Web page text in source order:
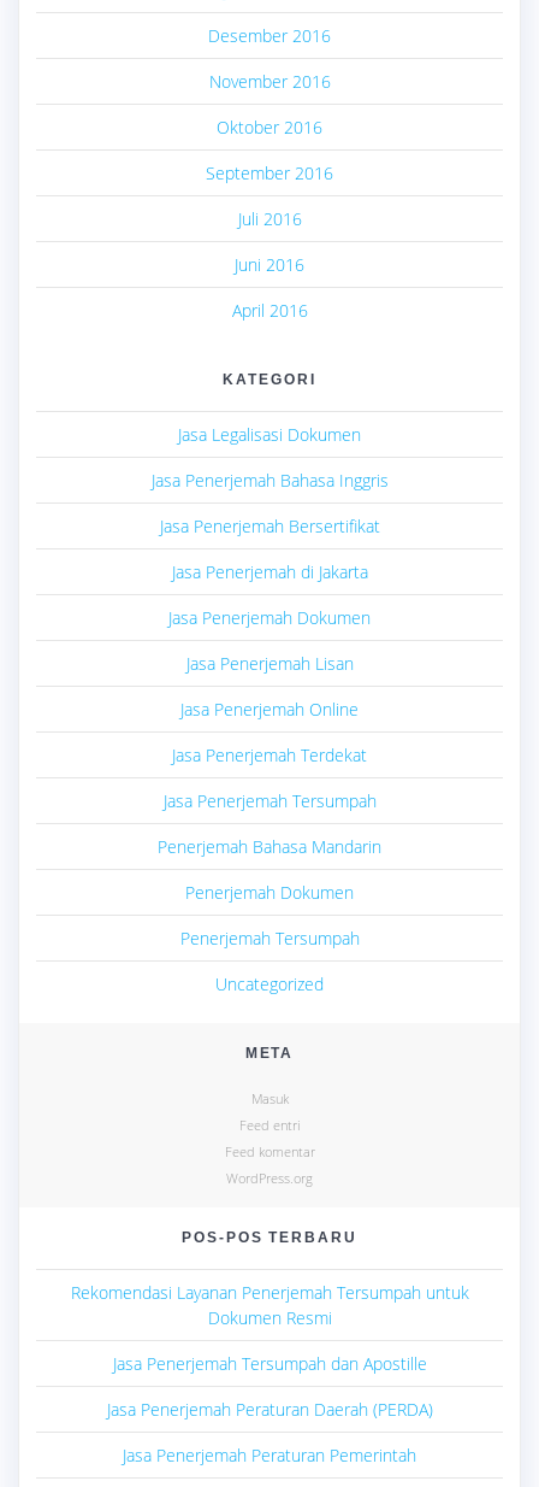
Desember 2016
November 2016
Oktober 2016
September 2016
Juli 2016
Juni 2016
April 2016
KATEGORI
Jasa Legalisasi Dokumen
Jasa Penerjemah Bahasa Inggris
Jasa Penerjemah Bersertifikat
Jasa Penerjemah di Jakarta
Jasa Penerjemah Dokumen
Jasa Penerjemah Lisan
Jasa Penerjemah Online
Jasa Penerjemah Terdekat
Jasa Penerjemah Tersumpah
Penerjemah Bahasa Mandarin
Penerjemah Dokumen
Penerjemah Tersumpah
Uncategorized
META
Masuk
Feed entri
Feed komentar
WordPress.org
POS-POS TERBARU
Rekomendasi Layanan Penerjemah Tersumpah untuk
Dokumen Resmi
Jasa Penerjemah Tersumpah dan Apostille
Jasa Penerjemah Peraturan Daerah (PERDA)
Jasa Penerjemah Peraturan Pemerintah